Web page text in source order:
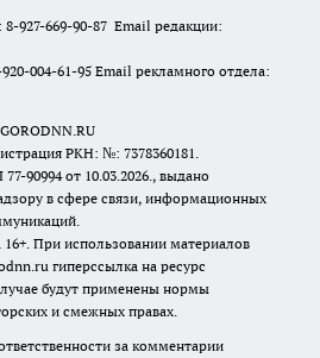
927-669-90-87 Email редакции:
004-61-95 Email рекламного отдела:
РКН: №: 7378360181.
90994 от 10.03.2026., выдано
в сфере связи, информационных
16+. При использовании материалов
гиперссылка на ресурс
будут применены нормы
и смежных правах.
за комментарии